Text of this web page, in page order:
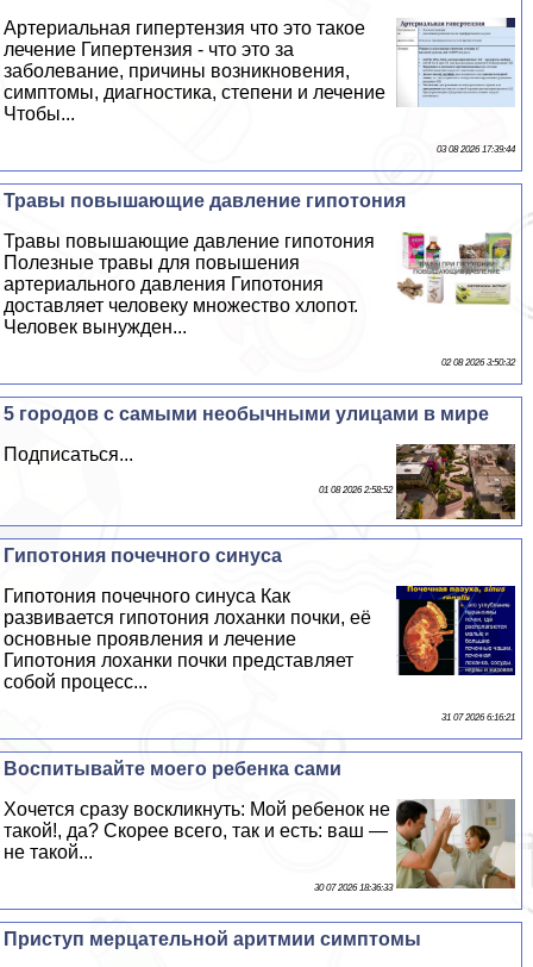
Артериальная гипертензия что это такое
лечение Гипертензия - что это за
заболевание, причины возникновения,
симптомы, диагностика, степени и лечение
Чтобы...
03 08 2026 17:39:44
Травы повышающие давление гипотония
Травы повышающие давление гипотония
Полезные травы для повышения
артериального давления Гипотония
доставляет человеку множество хлопот.
Человек вынужден...
02 08 2026 3:50:32
5 городов с самыми необычными улицами в мире
Подписаться...
01 08 2026 2:58:52
Гипотония почечного синуса
Гипотония почечного синуса Как
развивается гипотония лоханки почки, её
основные проявления и лечение
Гипотония лоханки почки представляет
собой процесс...
31 07 2026 6:16:21
Воспитывайте моего ребенка сами
Хочется сразу воскликнуть: Мой ребенок не
такой!, да? Скорее всего, так и есть: ваш —
не такой...
30 07 2026 18:36:33
Приступ мерцательной аритмии симптомы